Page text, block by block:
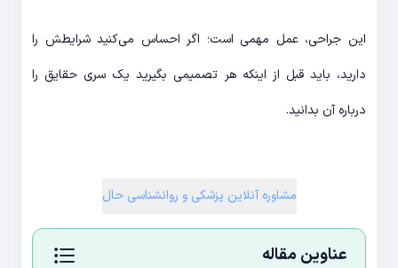
این جراحی، عمل مهمی است؛ اگر احساس می‌کنید شرایطش را
دارید، باید قبل از اینکه هر تصمیمی بگیرید یک سری حقایق را
درباره آن بدانید.
مشاوره آنلاین پزشکی و روانشناسی حال
عناوین مقاله